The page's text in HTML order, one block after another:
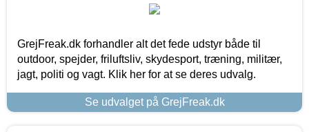
GrejFreak.dk forhandler alt det fede udstyr både til
outdoor, spejder, friluftsliv, skydesport, træning, militær,
jagt, politi og vagt. Klik her for at se deres udvalg.
Se udvalget på GrejFreak.dk